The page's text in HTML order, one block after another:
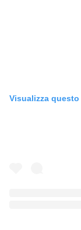
Visualizza